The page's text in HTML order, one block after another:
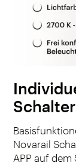
Novarail
APP auf dem